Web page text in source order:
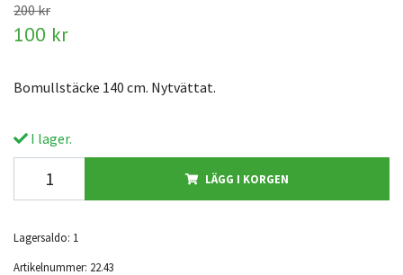
200 kr
100 kr
Bomullstäcke 140 cm. Nytvättat.
I lager.
LÄGG I KORGEN
Lagersaldo: 1
Artikelnummer: 22.43